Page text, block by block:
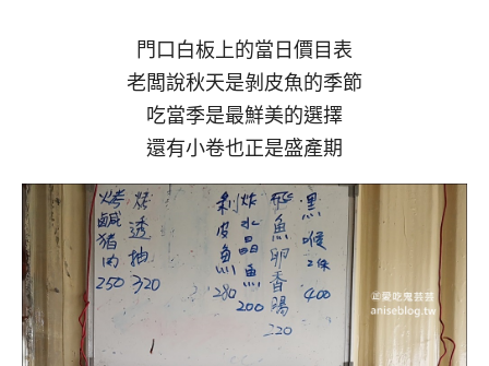
門口白板上的當日價目表
老闆說秋天是剝皮魚的季節
吃當季是最鮮美的選擇
還有小卷也正是盛產期